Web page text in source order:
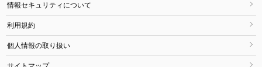
情報セキュリティについて
利用規約
個人情報の取り扱い